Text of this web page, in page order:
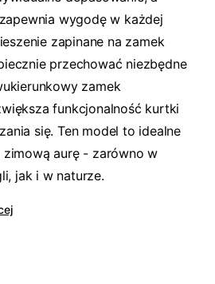
wygodę w każdej
zapinane na zamek
przechować niezbędne
zamek
funkcjonalność kurtki
się. Ten model to idealne
zimową aurę - zarówno w
jak i w naturze.